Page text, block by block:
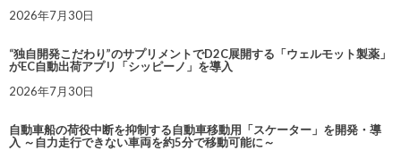
2026年7月30日
“独自開発こだわり”のサプリメントでD2C展開する「ウェルモット製薬」
がEC自動出荷アプリ「シッピーノ」を導入
2026年7月30日
自動車船の荷役中断を抑制する自動車移動用「スケーター」を開発・導
入 ～自力走行できない車両を約5分で移動可能に～